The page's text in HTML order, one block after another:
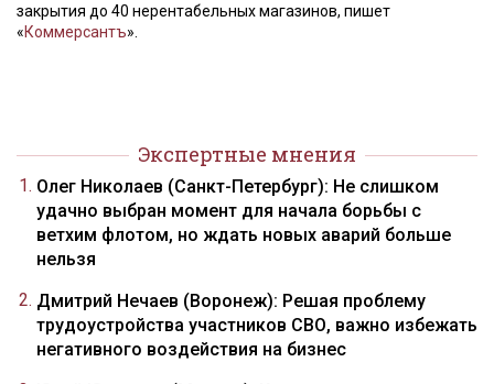
закрытия до 40 нерентабельных магазинов, пишет
«Коммерсантъ».
Экспертные мнения
Олег Николаев (Санкт-Петербург): Не слишком
удачно выбран момент для начала борьбы с
ветхим флотом, но ждать новых аварий больше
нельзя
Дмитрий Нечаев (Воронеж): Решая проблему
трудоустройства участников СВО, важно избежать
негативного воздействия на бизнес